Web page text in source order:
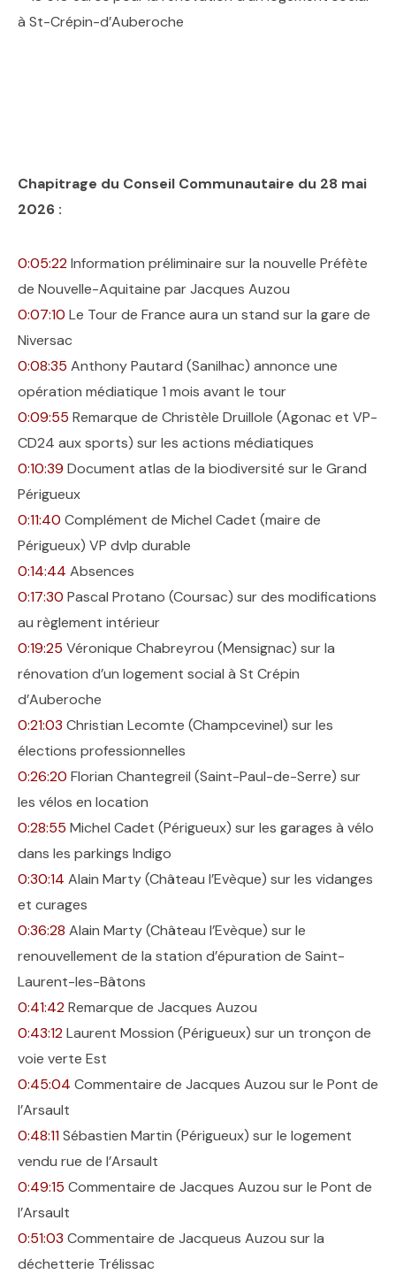
à St-Crépin-d’Auberoche
Chapitrage du Conseil Communautaire du 28 mai
2026 :
0:05:22Information préliminaire sur la nouvelle Préfète
de Nouvelle-Aquitaine par Jacques Auzou
0:07:10 Le Tour de France aura un stand sur la gare de
Niversac
0:08:35 Anthony Pautard (Sanilhac) annonce une
opération médiatique 1 mois avant le tour
0:09:55 Remarque de Christèle Druillole (Agonac et VP-
CD24 aux sports) sur les actions médiatiques
0:10:39 Document atlas de la biodiversité sur le Grand
Périgueux
0:11:40 Complément de Michel Cadet (maire de
Périgueux) VP dvlp durable
0:14:44 Absences
0:17:30 Pascal Protano (Coursac) sur des modifications
au règlement intérieur
0:19:25 Véronique Chabreyrou (Mensignac) sur la
rénovation d’un logement social à St Crépin
d’Auberoche
0:21:03 Christian Lecomte (Champcevinel) sur les
élections professionnelles
0:26:20 Florian Chantegreil (Saint-Paul-de-Serre) sur
les vélos en location
0:28:55 Michel Cadet (Périgueux) sur les garages à vélo
dans les parkings Indigo
0:30:14 Alain Marty (Château l’Evèque) sur les vidanges
et curages
0:36:28 Alain Marty (Château l’Evèque) sur le
renouvellement de la station d’épuration de Saint-
Laurent-les-Bâtons
0:41:42Remarque de Jacques Auzou
0:43:12Laurent Mossion (Périgueux) sur un tronçon de
voie verte Est
0:45:04 Commentaire de Jacques Auzou sur le Pont de
l’Arsault
0:48:11Sébastien Martin (Périgueux) sur le logement
vendu rue de l’Arsault
0:49:15 Commentaire de Jacques Auzou sur le Pont de
l’Arsault
0:51:03 Commentaire de Jacqueus Auzou sur la
déchetterie Trélissac